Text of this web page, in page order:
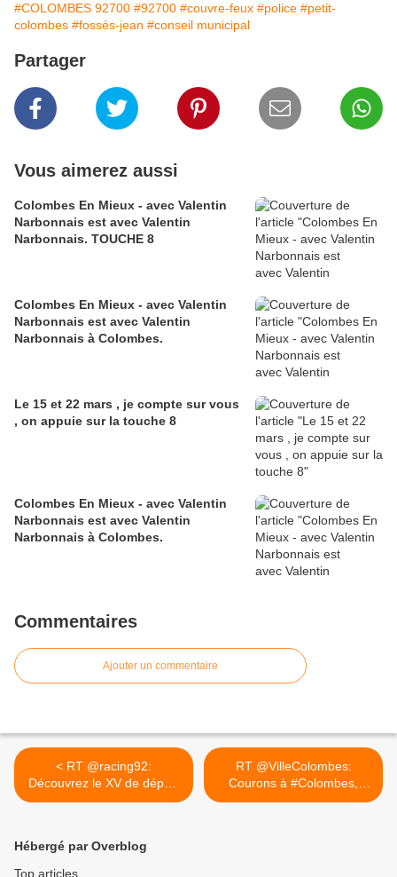
#COLOMBES 92700 #92700 #couvre-feux #police #petit-
colombes #fossés-jean #conseil municipal
Partager
Vous aimerez aussi
Colombes En Mieux - avec Valentin
Narbonnais est avec Valentin
Narbonnais. TOUCHE 8
Colombes En Mieux - avec Valentin
Narbonnais est avec Valentin
Narbonnais à Colombes.
Le 15 et 22 mars , je compte sur vous
, on appuie sur la touche 8
Colombes En Mieux - avec Valentin
Narbonnais est avec Valentin
Narbonnais à Colombes.
Commentaires
Ajouter un commentaire
< RT @racing92:
Découvrez le XV de départ
Ciel et...
RT @VilleColombes:
Courons à #Colombes,
c'est... >
Hébergé par Overblog
Top articles